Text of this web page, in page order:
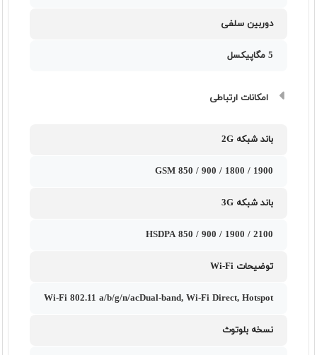
دوربین سلفی
5 مگاپیکسل
امکانات ارتباطی
باند شبکه 2G
GSM 850 / 900 / 1800 / 1900
باند شبکه 3G
HSDPA 850 / 900 / 1900 / 2100
توضیحات Wi-Fi
Wi-Fi 802.11 a/b/g/n/acDual-band, Wi-Fi Direct, Hotspot
نسخه بلوتوث